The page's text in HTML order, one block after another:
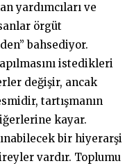
yardımcıları ve
örgüt
bahsediyor.
istedikleri
değişir, ancak
tartışmanın
kayar.
bir hiyerarşi
vardır. Toplumu